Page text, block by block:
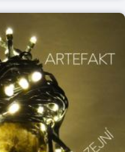
9. – 31. 10. 2025 ✨
2025 v 17:00 Přijďte s
ženského světa
fotografa.